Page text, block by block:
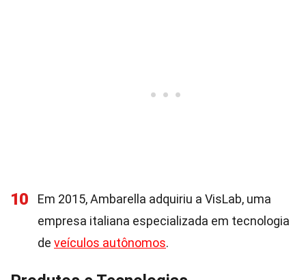
10
Em 2015, Ambarella adquiriu a VisLab, uma
empresa italiana especializada em tecnologia
de veículos autônomos.